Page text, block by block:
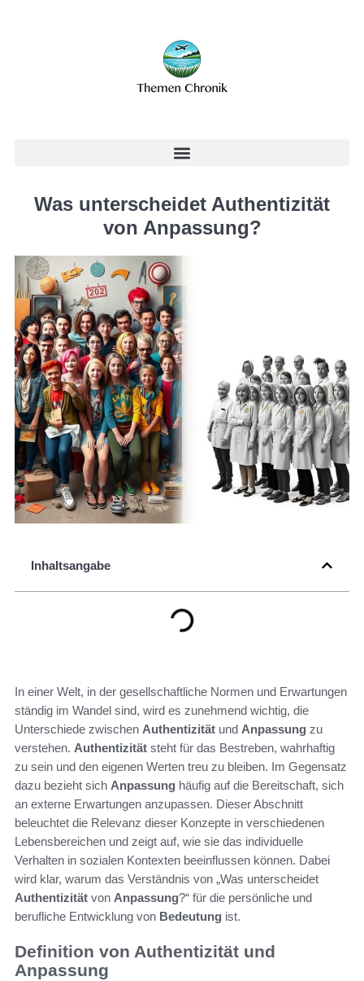
Was unterscheidet Authentizität
von Anpassung?
Inhaltsangabe
In einer Welt, in der gesellschaftliche Normen und Erwartungen
ständig im Wandel sind, wird es zunehmend wichtig, die
Unterschiede zwischen Authentizität und Anpassung zu
verstehen. Authentizität steht für das Bestreben, wahrhaftig
zu sein und den eigenen Werten treu zu bleiben. Im Gegensatz
dazu bezieht sich Anpassung häufig auf die Bereitschaft, sich
an externe Erwartungen anzupassen. Dieser Abschnitt
beleuchtet die Relevanz dieser Konzepte in verschiedenen
Lebensbereichen und zeigt auf, wie sie das individuelle
Verhalten in sozialen Kontexten beeinflussen können. Dabei
wird klar, warum das Verständnis von „Was unterscheidet
Authentizität von Anpassung?“ für die persönliche und
berufliche Entwicklung von Bedeutung ist.
Definition von Authentizität und
Anpassung